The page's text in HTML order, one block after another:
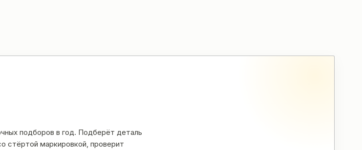
подборов в год. Подберёт деталь
стёртой маркировкой, проверит